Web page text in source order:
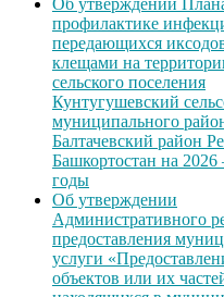
Об утверждении
профилактике
передающихся
клещами на
сельского поселения
Кунтугушевский
муниципального
Балтачевский район
Башкортостан на 2026
годы
Об утверждении
Административного
предоставления
услуги
объектов или их